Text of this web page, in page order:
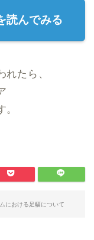
読んでみる
たら、
における足幅について